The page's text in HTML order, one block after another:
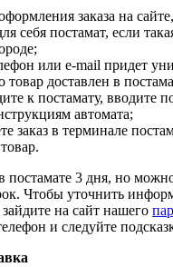
заказа на
себя постамат, если
или e-mail придет
товар доставлен в
к постамату, вводите
автомата;
заказ в терминале
постамате 3 дня, но
Чтобы уточнить
на сайт нашего
и следуйте